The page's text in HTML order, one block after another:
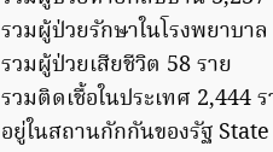
รวมผู้ป่วยรักษาในโรงพยาบา
รวมผู้ป่วยเสียชีวิต 58 ราย
รวมติดเชื้อในประเทศ 2,444
อยู่ในสถานกักกันของรัฐ